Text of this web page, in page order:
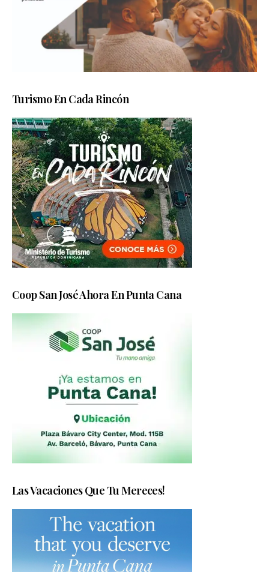
Turismo En Cada Rincón
Coop San José Ahora En Punta Cana
Las Vacaciones Que Tu Mereces!